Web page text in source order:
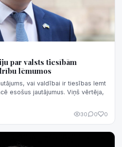
par valsts tiesībām
lēmumos
vai valdībai ir tiesības lemt
esošus jautājumus. Viņš vērtēja,
30 0 0